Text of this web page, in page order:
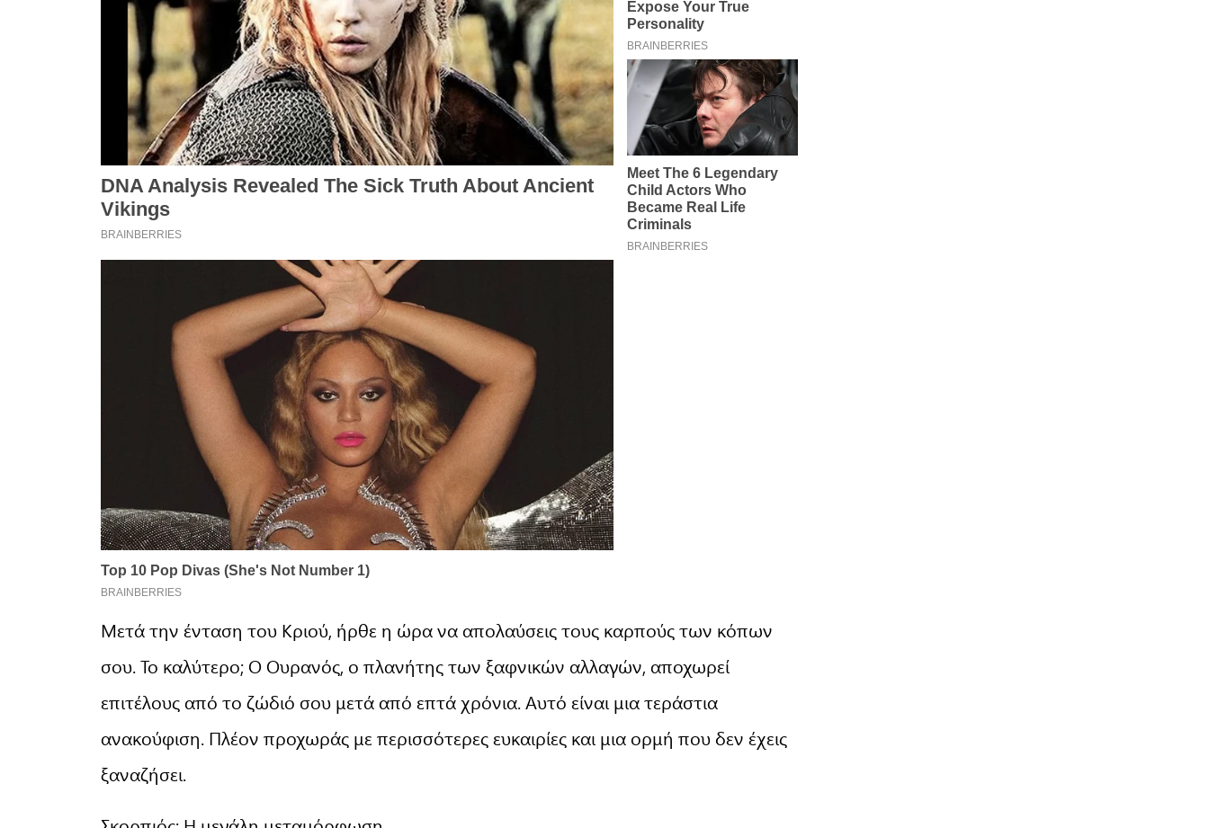
Μετά την ένταση του Κριού, ήρθε η ώρα να απολαύσεις τους καρπούς των κόπων
σου. Το καλύτερο; Ο Ουρανός, ο πλανήτης των ξαφνικών αλλαγών, αποχωρεί
επιτέλους από το ζώδιό σου μετά από επτά χρόνια. Αυτό είναι μια τεράστια
ανακούφιση. Πλέον προχωράς με περισσότερες ευκαιρίες και μια ορμή που δεν έχεις
ξαναζήσει.